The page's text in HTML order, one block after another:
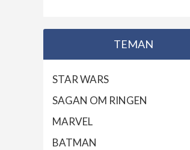
TEMAN
STAR WARS
SAGAN OM RINGEN
MARVEL
BATMAN